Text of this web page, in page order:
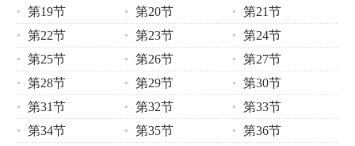
第19节
第20节
第21节
第22节
第23节
第24节
第25节
第26节
第27节
第28节
第29节
第30节
第31节
第32节
第33节
第34节
第35节
第36节